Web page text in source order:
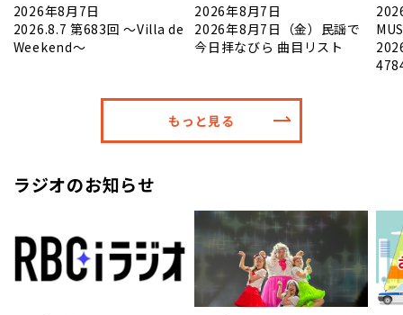
2026年8月7日
2026.8.7 第683回 ～Villa de
Weekend～
2026年8月7日
2026年8月7日（金）民謡で
今日拝なびら 曲目リスト
もっと見る
ラジオのお知らせ